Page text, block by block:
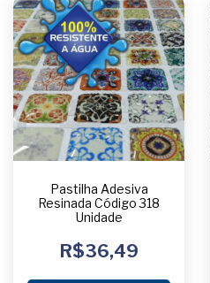
Pastilha Adesiva
Resinada Código 318
Unidade
R$36,49